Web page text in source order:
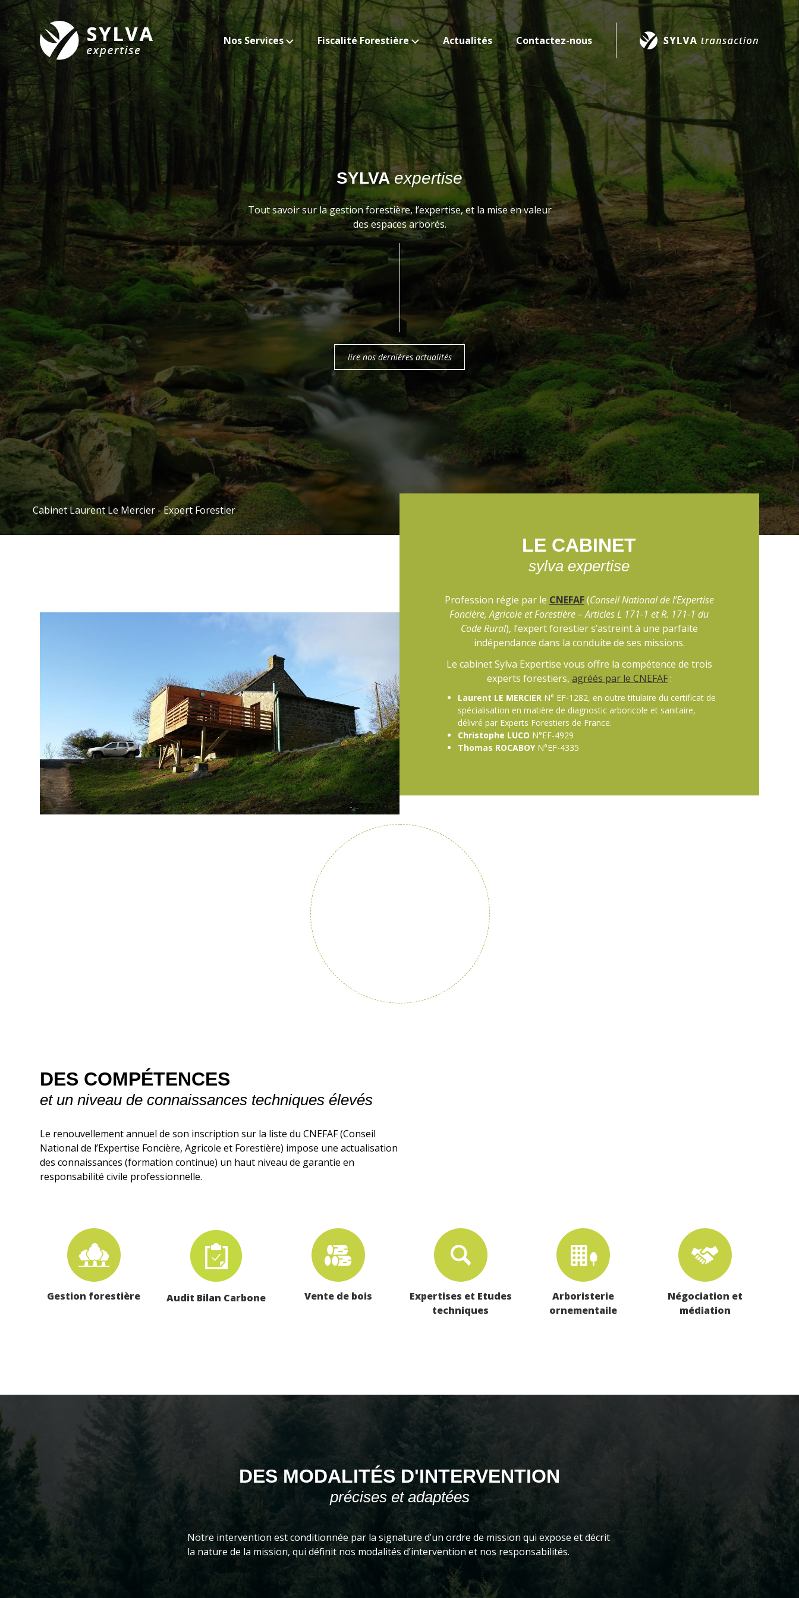
Nos Services Fiscalité Forestière Actualités Contactez-nous
SYLVAexpertise
Tout savoir sur la gestion forestière, l’expertise, et la mise en valeur
des espaces arborés.
lire nos dernières actualités
Cabinet Laurent Le Mercier - Expert Forestier
LE CABINET
sylva expertise
Profession régie par le CNEFAF(Conseil National de l’Expertise
Foncière, Agricole et Forestière – Articles L 171-1 et R. 171-1 du
Code Rural), l’expert forestier s’astreint à une parfaite
indépendance dans la conduite de ses missions.
Le cabinet Sylva Expertise vous offre la compétence de trois
experts forestiers, agréés par le CNEFAF:
Laurent LE MERCIER N° EF-1282, en outre titulaire du certificat de
spécialisation en matière de diagnostic arboricole et sanitaire,
délivré par Experts Forestiers de France.
Christophe LUCO N°EF-4929
Thomas ROCABOYN°EF-4335
DES COMPÉTENCES
et un niveau de connaissances techniques élevés
Le renouvellement annuel de son inscription sur la liste du CNEFAF (Conseil
National de l’Expertise Foncière, Agricole et Forestière) impose une actualisation
des connaissances (formation continue) un haut niveau de garantie en
responsabilité civile professionnelle.
Gestion forestière Audit Bilan Carbone Vente de bois
Expertises et Etudes
techniques
Arboristerie
ornementaile
Négociation et
médiation
DES MODALITÉS D'INTERVENTION
précises et adaptées
Notre intervention est conditionnée par la signature d’un ordre de mission qui expose et décrit
la nature de la mission, qui définit nos modalités d’intervention et nos responsabilités.